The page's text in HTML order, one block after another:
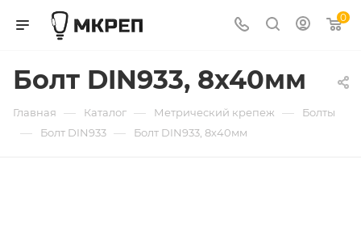
0
Болт DIN933, 8х40мм
Главная — Каталог — Метрический крепеж — Болты
— Болт DIN933 — Болт DIN933, 8х40мм